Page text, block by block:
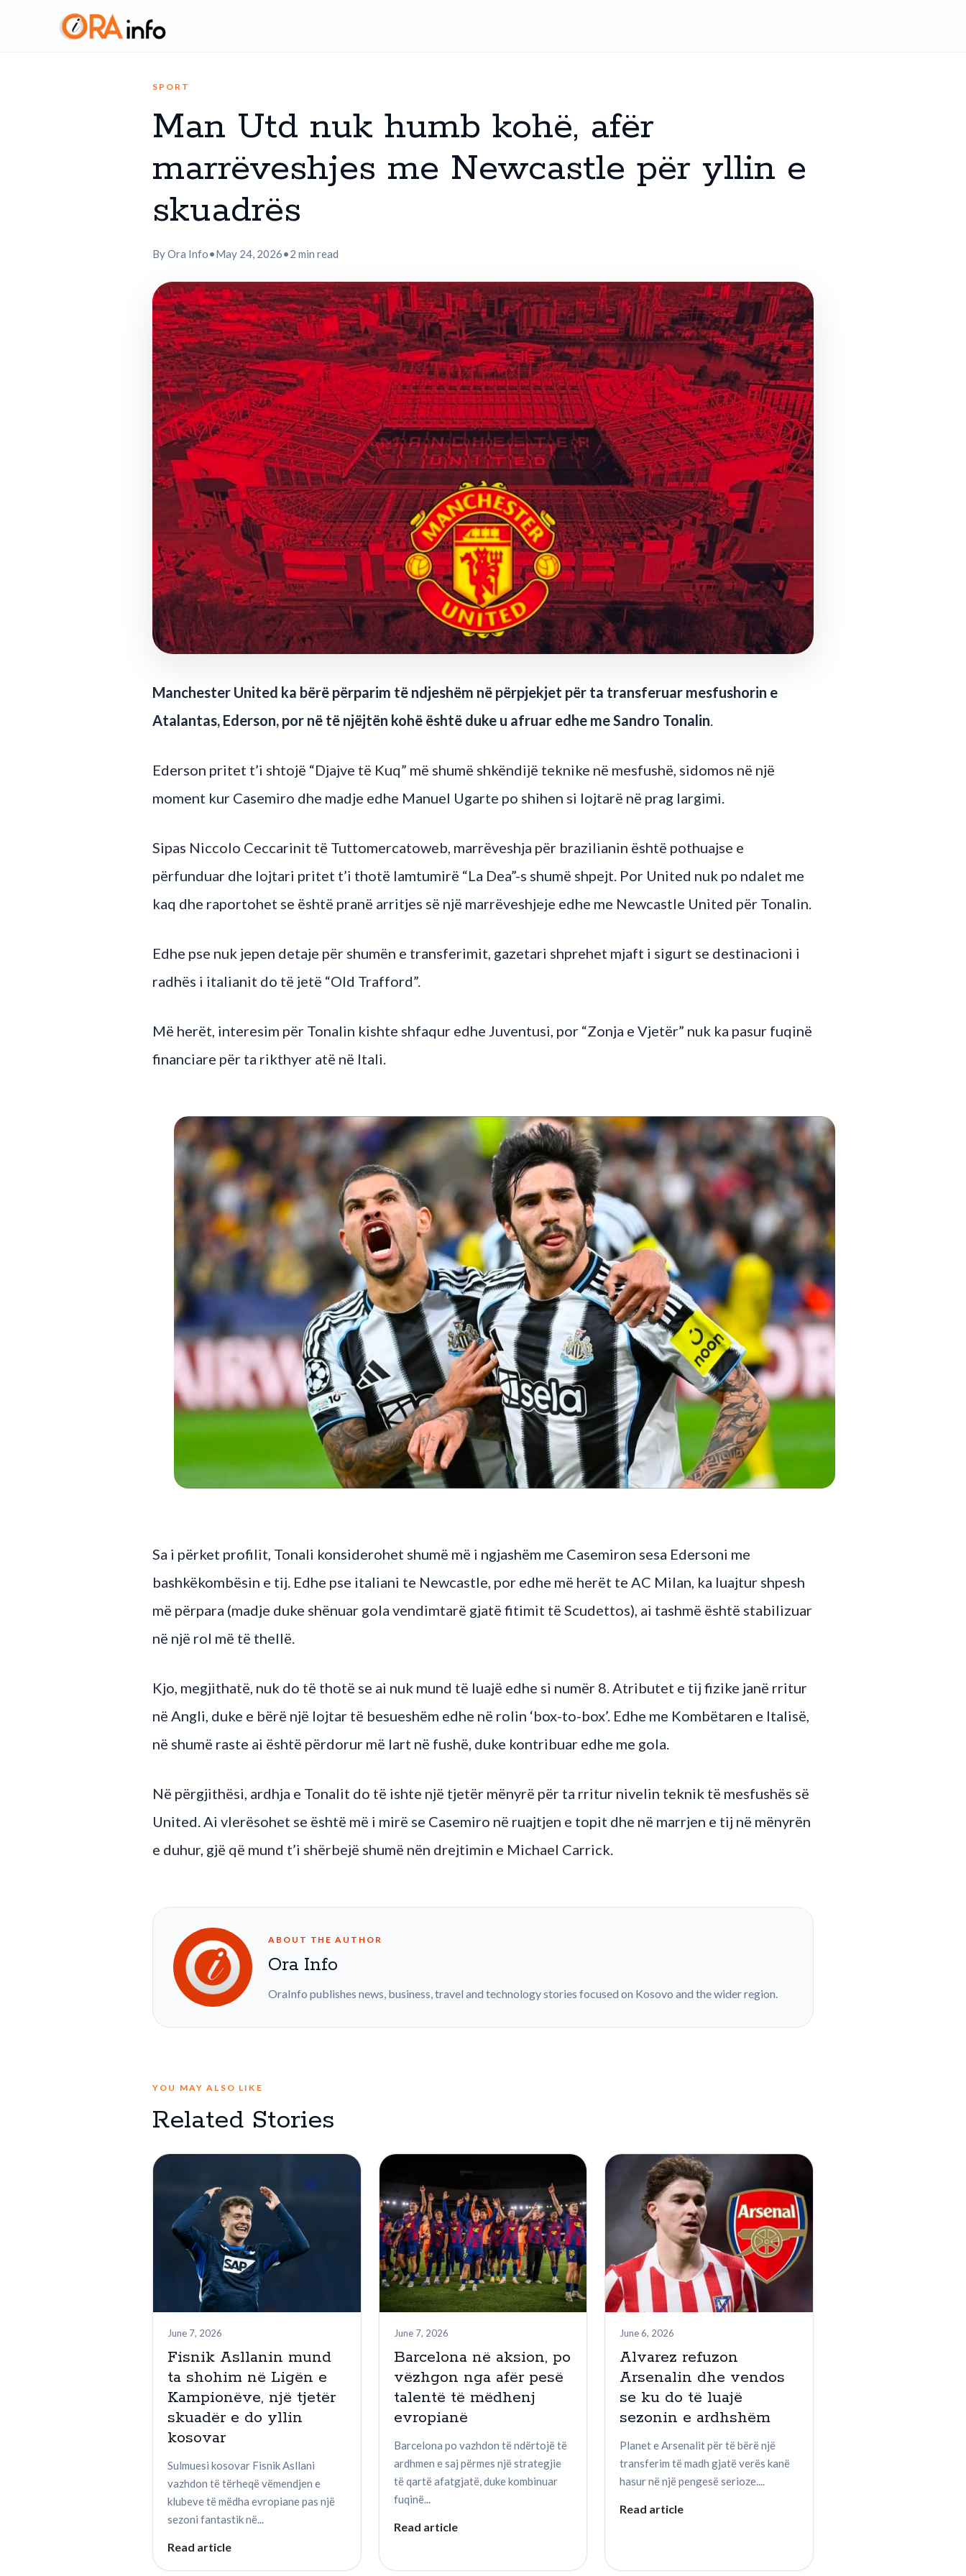
SPORT
Man Utd nuk humb kohë, afër
marrëveshjes me Newcastle për yllin e
skuadrës
By Ora Info•May 24, 2026•2 min read
Manchester United ka bërë përparim të ndjeshëm në përpjekjet për ta transferuar mesfushorin e
Atalantas, Ederson, por në të njëjtën kohë është duke u afruar edhe me Sandro Tonalin
Ederson pritet t’i shtojë “Djajve të Kuq” më shumë shkëndijë teknike në mesfushë, sidomos në një
moment kur Casemiro dhe madje edhe Manuel Ugarte po shihen si lojtarë në prag largimi.
Sipas Niccolo Ceccarinit të Tuttomercatoweb, marrëveshja për brazilianin është pothuajse e
përfunduar dhe lojtari pritet t’i thotë lamtumirë “La Dea”-s shumë shpejt. Por United nuk po ndalet me
kaq dhe raportohet se është pranë arritjes së një marrëveshjeje edhe me Newcastle United për Tonalin.
Edhe pse nuk jepen detaje për shumën e transferimit, gazetari shprehet mjaft i sigurt se destinacioni i
radhës i italianit do të jetë “Old Trafford”.
Më herët, interesim për Tonalin kishte shfaqur edhe Juventusi, por “Zonja e Vjetër” nuk ka pasur fuqinë
financiare për ta rikthyer atë në Itali.
Sa i përket profilit, Tonali konsiderohet shumë më i ngjashëm me Casemiron sesa Edersoni me
bashkëkombësin e tij. Edhe pse italiani te Newcastle, por edhe më herët te AC Milan, ka luajtur shpesh
më përpara (madje duke shënuar gola vendimtarë gjatë fitimit të Scudettos), ai tashmë është stabilizuar
në një rol më të thellë.
Kjo, megjithatë, nuk do të thotë se ai nuk mund të luajë edhe si numër 8. Atributet e tij fizike janë rritur
në Angli, duke e bërë një lojtar të besueshëm edhe në rolin ‘box-to-box’. Edhe me Kombëtaren e Italisë,
në shumë raste ai është përdorur më lart në fushë, duke kontribuar edhe me gola.
Në përgjithësi, ardhja e Tonalit do të ishte një tjetër mënyrë për ta rritur nivelin teknik të mesfushës së
United. Ai vlerësohet se është më i mirë se Casemiro në ruajtjen e topit dhe në marrjen e tij në mënyrën
e duhur, gjë që mund t’i shërbejë shumë nën drejtimin e Michael Carrick.
ABOUT THE AUTHOR
Ora Info
OraInfo publishes news, business, travel and technology stories focused on Kosovo and the wider region.
YOU MAY ALSO LIKE
Related Stories
June 7, 2026
Fisnik Asllanin mund
ta shohim në Ligën e
Kampionëve, një tjetër
skuadër e do yllin
kosovar
Sulmuesi kosovar Fisnik Asllani
vazhdon të tërheqë vëmendjen e
klubeve të mëdha evropiane pas një
sezoni fantastik në...
Read article
June 7, 2026
Barcelona në aksion, po
vëzhgon nga afër pesë
talentë të mëdhenj
evropianë
Barcelona po vazhdon të ndërtojë të
ardhmen e saj përmes një strategjie
të qartë afatgjatë, duke kombinuar
fuqinë...
Read article
June 6, 2026
Alvarez refuzon
Arsenalin dhe vendos
se ku do të luajë
sezonin e ardhshëm
Planet e Arsenalit për të bërë një
transferim të madh gjatë verës kanë
hasur në një pengesë serioze....
Read article